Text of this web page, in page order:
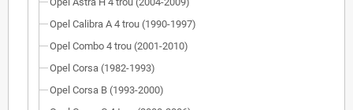
Opel Calibra A 4 trou (1990-1997)
Opel Combo 4 trou (2001-2010)
Opel Corsa (1982-1993)
Opel Corsa B (1993-2000)